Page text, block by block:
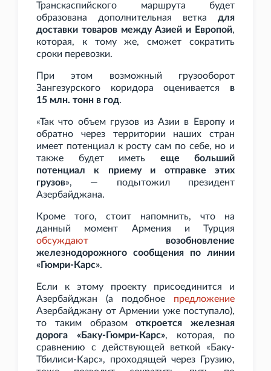
Транскаспийского маршрута будет
образована дополнительная ветка для
доставки товаров между Азией и Европой,
которая, к тому же, сможет сократить
сроки перевозки.
При этом возможный грузооборот
Зангезурского коридора оценивается в
15 млн. тонн в год.
«Так что объем грузов из Азии в Европу и
обратно через территории наших стран
имеет потенциал к росту сам по себе, но и
также будет иметь еще больший
потенциал к приему и отправке этих
грузов», — подытожил президент
Азербайджана.
Кроме того, стоит напомнить, что на
данный момент Армения и Турция
обсуждают
возобновление
железнодорожного сообщения по линии
«Гюмри-Карс».
Если к этому проекту присоединится и
Азербайджан (а подобное предложение
Азербайджану от Армении уже поступало),
то таким образомоткроется железная
дорога «Баку-Гюмри-Карс», которая, по
сравнению с действующей веткой «Баку-
Тбилиси-Карс», проходящей через Грузию,